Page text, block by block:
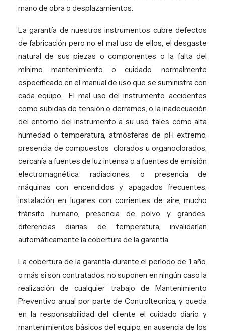
mano de obra o desplazamientos.
La garantía de nuestros instrumentos cubre defectos
de fabricación pero no el mal uso de ellos, el desgaste
natural de sus piezas o componentes o la falta del
mínimo mantenimiento o cuidado, normalmente
especificado en el manual de uso que se suministra con
cada equipo.
El mal uso del instrumento, accidentes
como subidas de tensión o derrames, o la inadecuación
del entorno del instrumento a su uso, tales como alta
humedad o temperatura, atmósferas de pH extremo,
presencia de compuestos clorados u organoclorados,
cercanía a fuentes de luz intensa o a fuentes de emisión
electromagnética, radiaciones, o presencia de
máquinas con encendidos y apagados frecuentes,
instalación en lugares con corrientes de aire, mucho
tránsito humano, presencia de polvo y grandes
diferencias diarias de temperatura, invalidarían
automáticamente la cobertura de la garantía.
La cobertura de la garantía durante el período de 1 año,
o más si son contratados, no suponen en ningún caso la
realización de cualquier trabajo de Mantenimiento
Preventivo anual por parte de Controltecnica, y queda
en la responsabilidad del cliente el cuidado diario y
mantenimientos básicos del equipo, en ausencia de los